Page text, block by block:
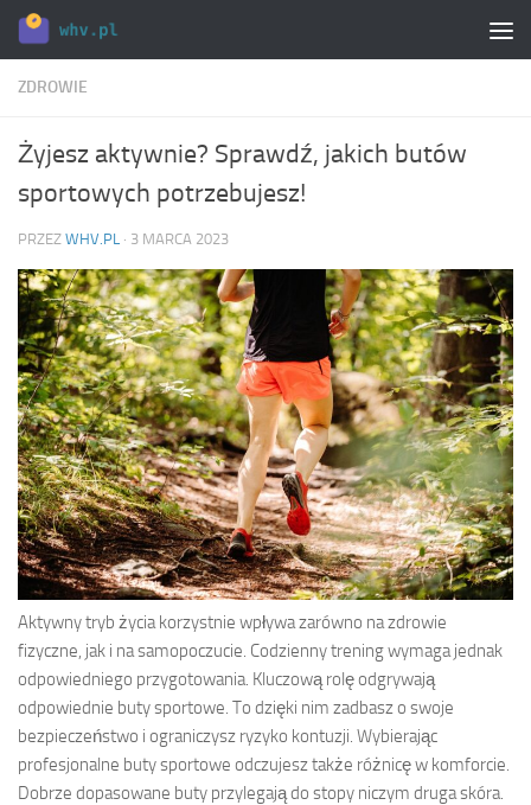
Skip to content
ZDROWIE
Żyjesz aktywnie? Sprawdź, jakich butów
sportowych potrzebujesz!
PRZEZ WHV.PL · 3 MARCA 2023
Aktywny tryb życia korzystnie wpływa zarówno na zdrowie
fizyczne, jak i na samopoczucie. Codzienny trening wymaga jednak
odpowiedniego przygotowania. Kluczową rolę odgrywają
odpowiednie buty sportowe. To dzięki nim zadbasz o swoje
bezpieczeństwo i ograniczysz ryzyko kontuzji. Wybierając
profesjonalne buty sportowe odczujesz także różnicę w komforcie.
Dobrze dopasowane buty przylegają do stopy niczym druga skóra.